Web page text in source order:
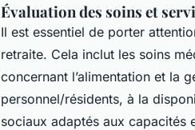
Évaluation des soins et
Il est essentiel de porter
retraite. Cela inclut les soins
concernant l’alimentation et la
personnel/résidents, à la
sociaux adaptés aux capacités